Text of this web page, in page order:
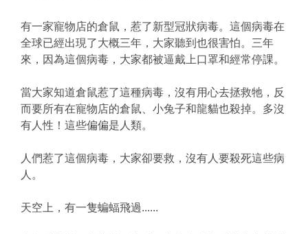
有一家寵物店的倉鼠，惹了新型冠狀病毒。這個病毒在
全球已經出現了大概三年，大家聽到也很害怕。三年
來，因為這個病毒，大家都被逼戴上口罩和經常停課。
當大家知道倉鼠惹了這種病毒，沒有用心去拯救牠，反
而要所有在寵物店的倉鼠、小兔子和龍貓也殺掉。多沒
有人性！這些偏偏是人類。
人們惹了這個病毒，大家卻要救，沒有人要殺死這些病
人。
天空上，有一隻蝙蝠飛過......